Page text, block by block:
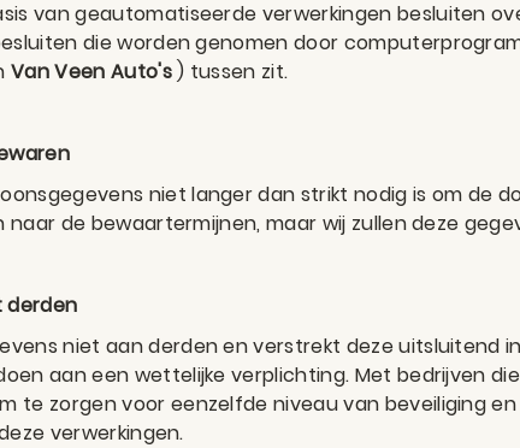
van geautomatiseerde verwerkingen besluiten
die worden genomen door
Van Veen Auto's ) tussen zit.
niet langer dan strikt nodig is om de
naar de bewaartermijnen, maar wij zullen deze
derden
niet aan derden en verstrekt deze uitsluitend
aan een wettelijke verplichting. Met bedrijven
te zorgen voor eenzelfde niveau van beveiliging
verwerkingen.